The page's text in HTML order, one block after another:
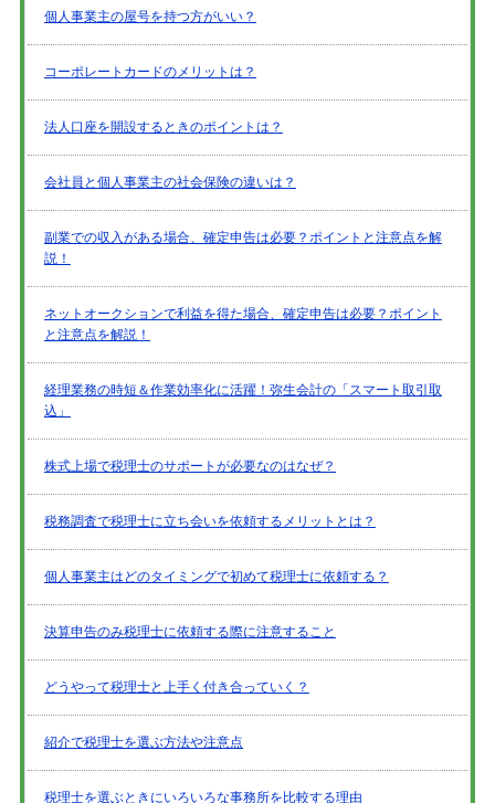
個人事業主の屋号を持つ方がいい？
コーポレートカードのメリットは？
法人口座を開設するときのポイントは？
会社員と個人事業主の社会保険の違いは？
副業での収入がある場合、確定申告は必要？ポイントと注意点を解
説！
ネットオークションで利益を得た場合、確定申告は必要？ポイント
と注意点を解説！
経理業務の時短＆作業効率化に活躍！弥生会計の「スマート取引取
込」
株式上場で税理士のサポートが必要なのはなぜ？
税務調査で税理士に立ち会いを依頼するメリットとは？
個人事業主はどのタイミングで初めて税理士に依頼する？
決算申告のみ税理士に依頼する際に注意すること
どうやって税理士と上手く付き合っていく？
紹介で税理士を選ぶ方法や注意点
税理士を選ぶときにいろいろな事務所を比較する理由